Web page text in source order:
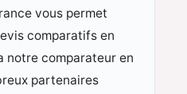
vous permet
comparatifs en
notre comparateur en
partenaires